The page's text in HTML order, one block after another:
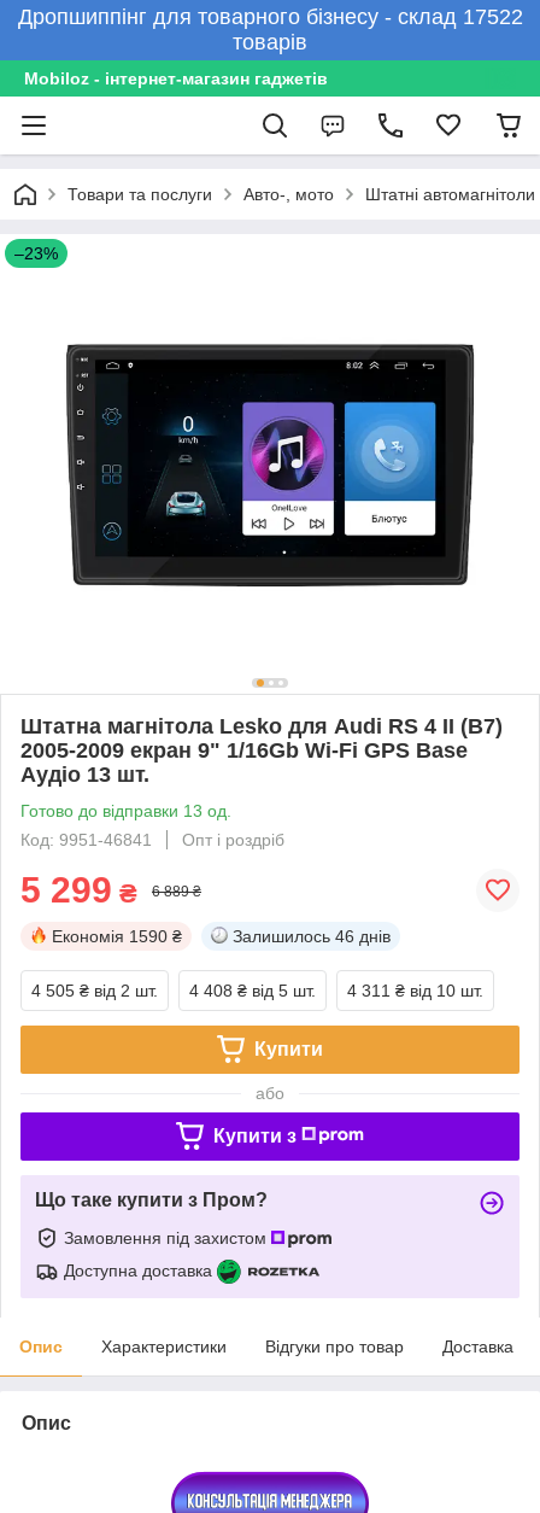
Дропшиппінг для товарного бізнесу - склад 17522
товарів
Mobiloz - інтернет-магазин гаджетів
Товари та послуги Авто-, мото Штатні автомагнітоли
–23%
Штатна магнітола Lesko для Audi RS 4 II (B7)
2005-2009 екран 9" 1/16Gb Wi-Fi GPS Base
Аудіо 13 шт.
Готово до відправки 13 од.
Код: 9951-46841
Опт і роздріб
5 299 ₴ 6 889 ₴
Економія 1590 ₴ Залишилось 46 днів
4 505 ₴ від 2 шт. 4 408 ₴ від 5 шт. 4 311 ₴ від 10 шт.
Купити
або
Купити з
Що таке купити з Пром?
Замовлення під захистом
Доступна доставка
Опис Характеристики Відгуки про товар Доставка
Опис